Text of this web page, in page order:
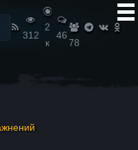
312
2
к
46
78